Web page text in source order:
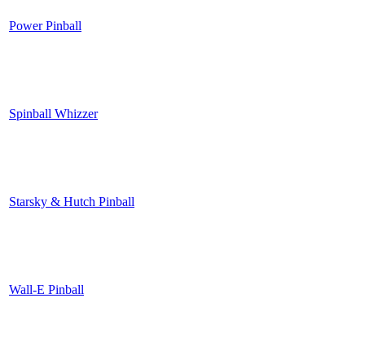
Power Pinball
Spinball Whizzer
Starsky & Hutch Pinball
Wall-E Pinball